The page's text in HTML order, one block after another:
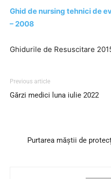
Ghid de nursing tehnici de
– 2008
Ghidurile de Resuscitare
Previous article
Gărzi medici luna iulie 2022
Purtarea măștii de